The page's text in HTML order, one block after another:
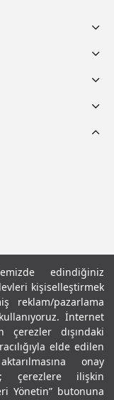
edindiğiniz
kişiselleştirmek
reklam/pazarlama
İnternet
dışındaki
elde edilen
onay
çerezlere ilişkin
Yönetin” butonuna
MetniŞartlar ve Koşullar